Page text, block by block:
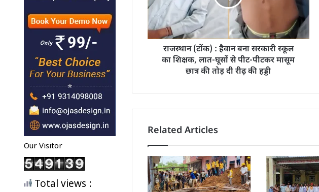
Our Visitor
Total views :
राजस्थान (टोंक) : हैवान बना सरकारी स्कूल
का शिक्षक, लात-घूसों से पीट-पीटकर मासूम
छात्र की तोड़ दी रीढ़ की हड्डी
Related Articles